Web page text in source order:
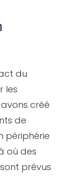
du
les
créé
de
périphérie
où des
prévus